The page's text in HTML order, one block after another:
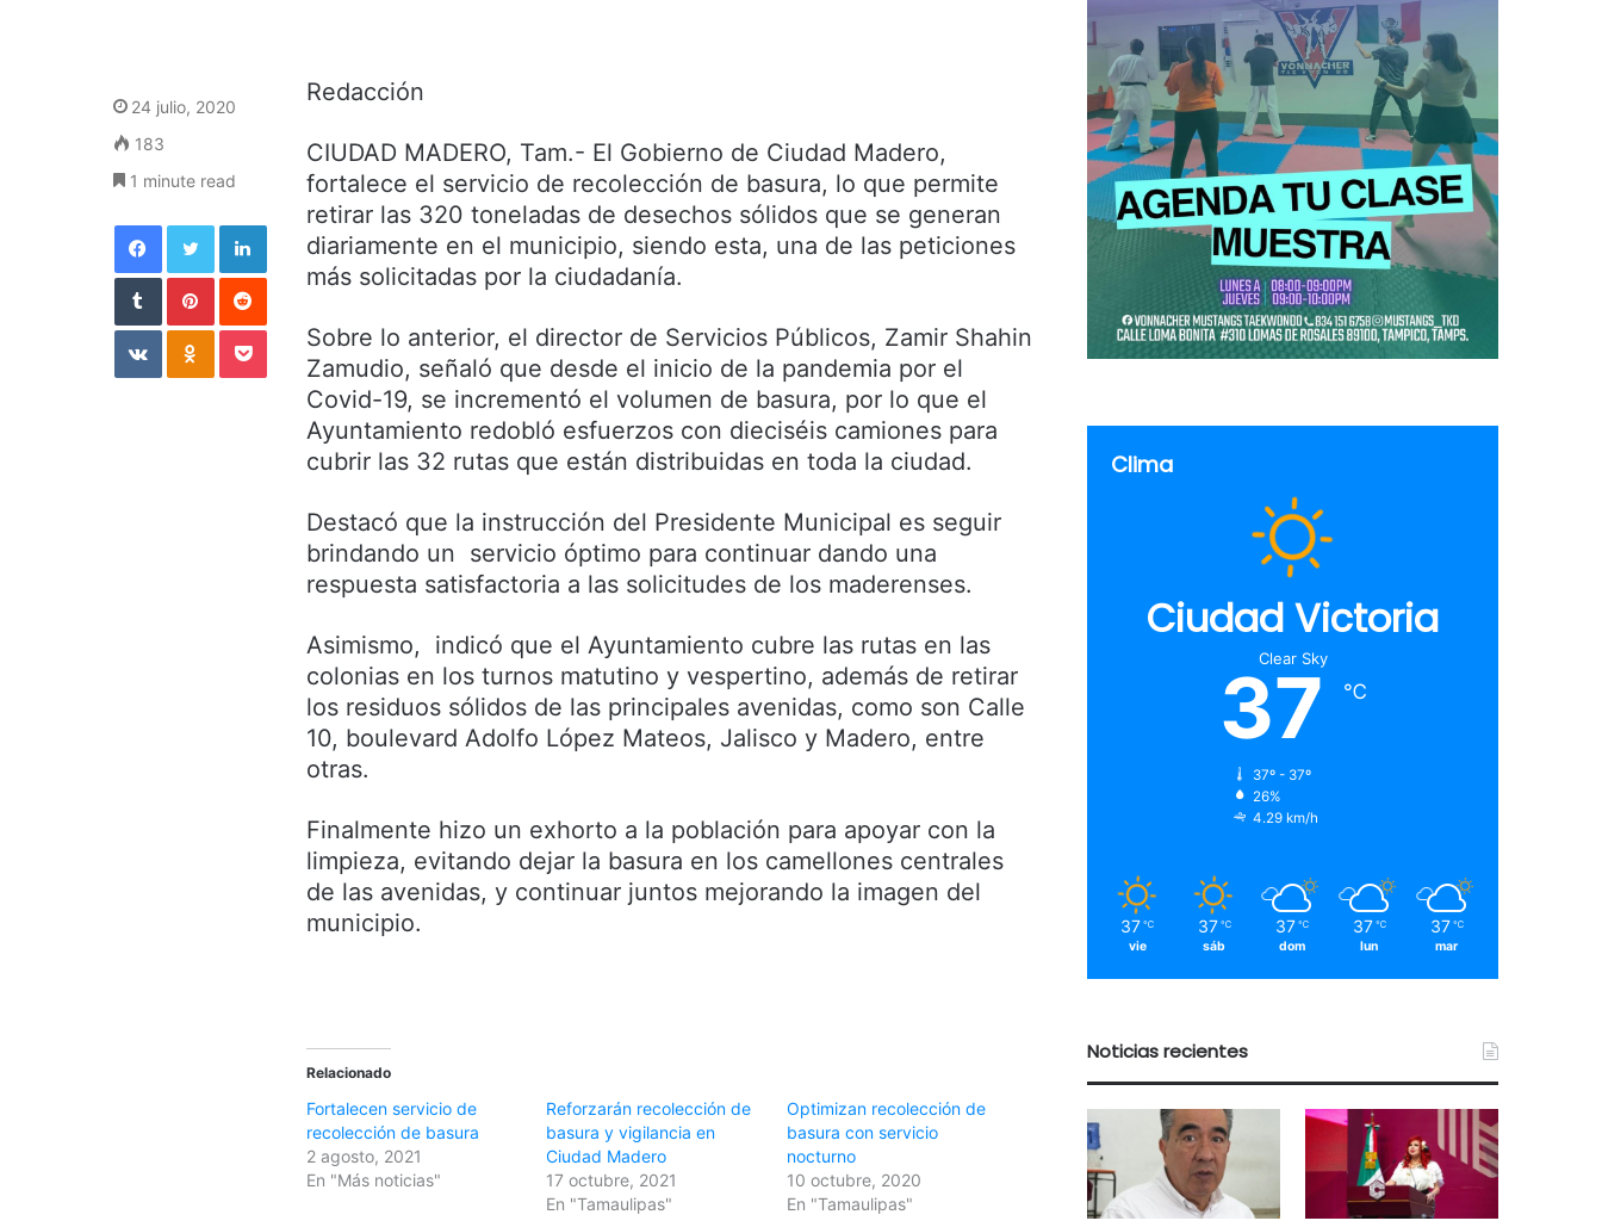
Redacción
CIUDAD MADERO, Tam.- El Gobierno de Ciudad Madero,
fortalece el servicio de recolección de basura, lo que permite
retirar las 320 toneladas de desechos sólidos que se generan
diariamente en el municipio, siendo esta, una de las peticiones
más solicitadas por la ciudadanía.
Sobre lo anterior, el director de Servicios Públicos, Zamir Shahin
Zamudio, señaló que desde el inicio de la pandemia por el
Covid-19, se incrementó el volumen de basura, por lo que el
Ayuntamiento redobló esfuerzos con dieciséis camiones para
cubrir las 32 rutas que están distribuidas en toda la ciudad.
Destacó que la instrucción del Presidente Municipal es seguir
brindando un servicio óptimo para continuar dando una
respuesta satisfactoria a las solicitudes de los maderenses.
Asimismo, indicó que el Ayuntamiento cubre las rutas en las
colonias en los turnos matutino y vespertino, además de retirar
los residuos sólidos de las principales avenidas, como son Calle
10, boulevard Adolfo López Mateos, Jalisco y Madero, entre
otras.
Finalmente hizo un exhorto a la población para apoyar con la
limpieza, evitando dejar la basura en los camellones centrales
de las avenidas, y continuar juntos mejorando la imagen del
municipio.
Relacionado
Fortalecen servicio de
recolección de basura
2 agosto, 2021
En "Más noticias"
Reforzarán recolección de
basura y vigilancia en
Ciudad Madero
17 octubre, 2021
En "Tamaulipas"
Optimizan recolección de
basura con servicio
nocturno
10 octubre, 2020
En "Tamaulipas"
24 julio, 2020
183
1 minute read
Facebook Twitter LinkedIn
Tumblr Pinterest Reddit
VKontakte Odnoklassniki Pocket
Clima
Ciudad Victoria
Clear Sky
37 ℃
37º - 37º
26%
4.29 km/h
37 ℃
vie
37 ℃
sáb
37 ℃
dom
37 ℃
lun
37 ℃
mar
Noticias recientes